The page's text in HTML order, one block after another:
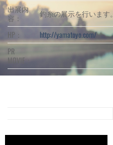
出展内
容：
釣糸の展示を行います。
HP：
http://yamatoyo.com/
PR
MOVIE：